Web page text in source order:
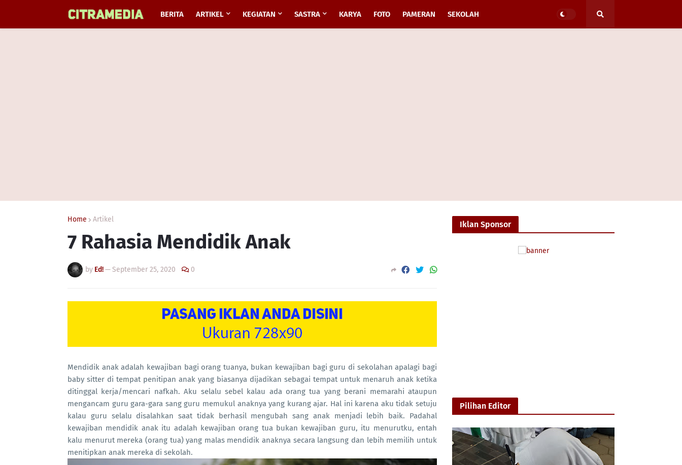
BERITA ARTIKEL KEGIATAN SASTRA KARYA FOTO PAMERAN SEKOLAH
Home Artikel
7 Rahasia Mendidik Anak
by Ed!—September 25, 2020 0
Mendidik anak adalah kewajiban bagi orang tuanya, bukan kewajiban bagi guru di sekolahan apalagi bagi
baby sitter di tempat penitipan anak yang biasanya dijadikan sebagai tempat untuk menaruh anak ketika
ditinggal kerja/mencari nafkah. Aku selalu sebel kalau ada orang tua yang berani memarahi ataupun
mengancam guru gara-gara sang guru memukul anaknya yang kurang ajar. Hal ini karena aku tidak setuju
kalau guru selalu disalahkan saat tidak berhasil mengubah sang anak menjadi lebih baik. Padahal
kewajiban mendidik anak itu adalah kewajiban orang tua bukan kewajiban guru, itu menurutku, entah
kalu menurut mereka (orang tua) yang malas mendidik anaknya secara langsung dan lebih memilih untuk
menitipkan anak mereka di sekolah.
Iklan Sponsor
Pilihan Editor